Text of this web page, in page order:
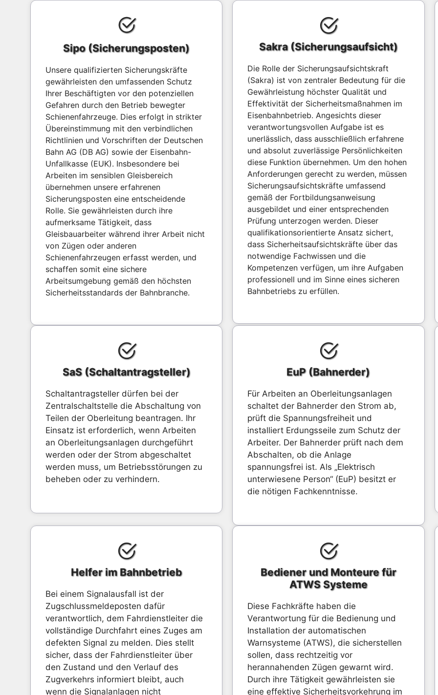
Sipo (Sicherungsposten)
Unsere qualifizierten Sicherungskräfte
gewährleisten den umfassenden Schutz
Ihrer Beschäftigten vor den potenziellen
Gefahren durch den Betrieb bewegter
Schienenfahrzeuge. Dies erfolgt in strikter
Übereinstimmung mit den verbindlichen
Richtlinien und Vorschriften der Deutschen
Bahn AG (DB AG) sowie der Eisenbahn-
Unfallkasse (EUK). Insbesondere bei
Arbeiten im sensiblen Gleisbereich
übernehmen unsere erfahrenen
Sicherungsposten eine entscheidende
Rolle. Sie gewährleisten durch ihre
aufmerksame Tätigkeit, dass
Gleisbauarbeiter während ihrer Arbeit nicht
von Zügen oder anderen
Schienenfahrzeugen erfasst werden, und
schaffen somit eine sichere
Arbeitsumgebung gemäß den höchsten
Sicherheitsstandards der Bahnbranche.
Sakra (Sicherungsaufsicht)
Die Rolle der Sicherungsaufsichtskraft
(Sakra) ist von zentraler Bedeutung für die
Gewährleistung höchster Qualität und
Effektivität der Sicherheitsmaßnahmen im
Eisenbahnbetrieb. Angesichts dieser
verantwortungsvollen Aufgabe ist es
unerlässlich, dass ausschließlich erfahrene
und absolut zuverlässige Persönlichkeiten
diese Funktion übernehmen. Um den hohen
Anforderungen gerecht zu werden, müssen
Sicherungsaufsichtskräfte umfassend
gemäß der Fortbildungsanweisung
ausgebildet und einer entsprechenden
Prüfung unterzogen werden. Dieser
qualifikationsorientierte Ansatz sichert,
dass Sicherheitsaufsichtskräfte über das
notwendige Fachwissen und die
Kompetenzen verfügen, um ihre Aufgaben
professionell und im Sinne eines sicheren
Bahnbetriebs zu erfüllen.
SaS (Schaltantragsteller)
Schaltantragsteller dürfen bei der
Zentralschaltstelle die Abschaltung von
Teilen der Oberleitung beantragen. Ihr
Einsatz ist erforderlich, wenn Arbeiten
an Oberleitungsanlagen durchgeführt
werden oder der Strom abgeschaltet
werden muss, um Betriebsstörungen zu
beheben oder zu verhindern.
EuP (Bahnerder)
Für Arbeiten an Oberleitungsanlagen
schaltet der Bahnerder den Strom ab,
prüft die Spannungsfreiheit und
installiert Erdungsseile zum Schutz der
Arbeiter. Der Bahnerder prüft nach dem
Abschalten, ob die Anlage
spannungsfrei ist. Als „Elektrisch
unterwiesene Person“ (EuP) besitzt er
die nötigen Fachkenntnisse.
Helfer im Bahnbetrieb
Bei einem Signalausfall ist der
Zugschlussmeldeposten dafür
verantwortlich, dem Fahrdienstleiter die
vollständige Durchfahrt eines Zuges am
defekten Signal zu melden. Dies stellt
sicher, dass der Fahrdienstleiter über
den Zustand und den Verlauf des
Zugverkehrs informiert bleibt, auch
wenn die Signalanlagen nicht
Bediener und Monteure für
ATWS Systeme
Diese Fachkräfte haben die
Verantwortung für die Bedienung und
Installation der automatischen
Warnsysteme (ATWS), die sicherstellen
sollen, dass rechtzeitig vor
herannahenden Zügen gewarnt wird.
Durch ihre Tätigkeit gewährleisten sie
eine effektive Sicherheitsvorkehrung im